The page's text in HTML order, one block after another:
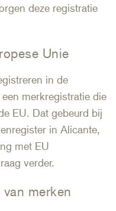
deze registratie
Unie
in de
merkregistratie die
EU. Dat gebeurd bij
in Alicante,
met EU
verder.
merken